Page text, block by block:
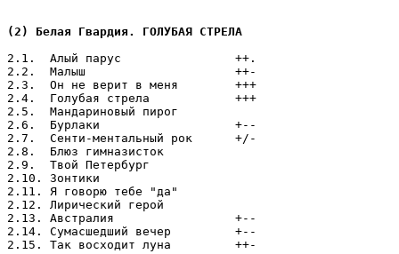
(2) Белая Гвардия. ГОЛУБАЯ СТРЕЛА
2.1.  Алый парус                ++.
2.2.  Малыш                     ++-
2.3.  Он не верит в меня        +++
2.4.  Голубая стрела            +++
2.5.  Мандариновый пирог
2.6.  Бурлаки                   +--
2.7.  Сенти-ментальный рок      +/-
2.8.  Блюз гимназисток
2.9.  Твой Петербург
2.10. Зонтики
2.11. Я говорю тебе "да"
2.12. Лирический герой
2.13. Австралия                 +--
2.14. Сумасшедший вечер         +--
2.15. Так восходит луна         ++-